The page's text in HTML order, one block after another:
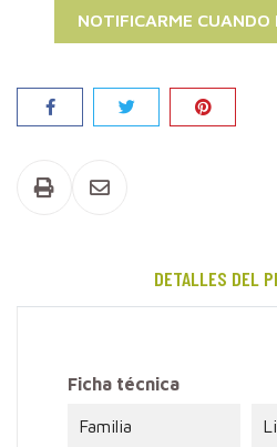
NOTIFICARME CUANDO
Compartir
DETALLES DEL
Ficha técnica
Familia